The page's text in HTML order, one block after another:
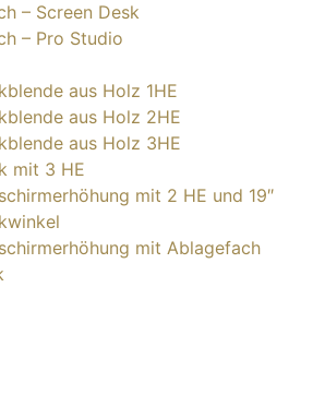
– Screen Desk
– Pro Studio
aus Holz 1HE
aus Holz 2HE
aus Holz 3HE
mit 3 HE
mit 2 HE und 19″
mit Ablagefach